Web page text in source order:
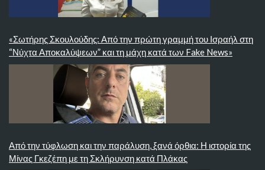
«Σωτήρης Σκουλούδης: Από την πρώτη γραμμή του Ισραήλ στη
“Νύχτα Αποκαλύψεων” και τη μάχη κατά των Fake News»
Από την τύφλωση και την παράλυση, ξανά όρθια: Η ιστορία της
Μίνας Γκεζέπη με τη Σκλήρυνση κατά Πλάκας